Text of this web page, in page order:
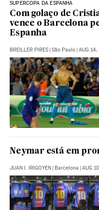
SUPERCOPA DA ESPANHA
Com golaço de
vence o Barcelona
Espanha
BREILLER PIRES | São Paulo | AUG 14,
Neymar está em
JUAN I. IRIGOYEN | Barcelona | AUG